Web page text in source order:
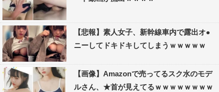
【悲報】素人女子、新幹線車内で露出オ●
ニーしてドキドキしてしまうｗｗｗｗｗ
【画像】Amazonで売ってるスク水のモデ
ルさん、★首が見えてるｗｗｗｗｗｗｗｗ